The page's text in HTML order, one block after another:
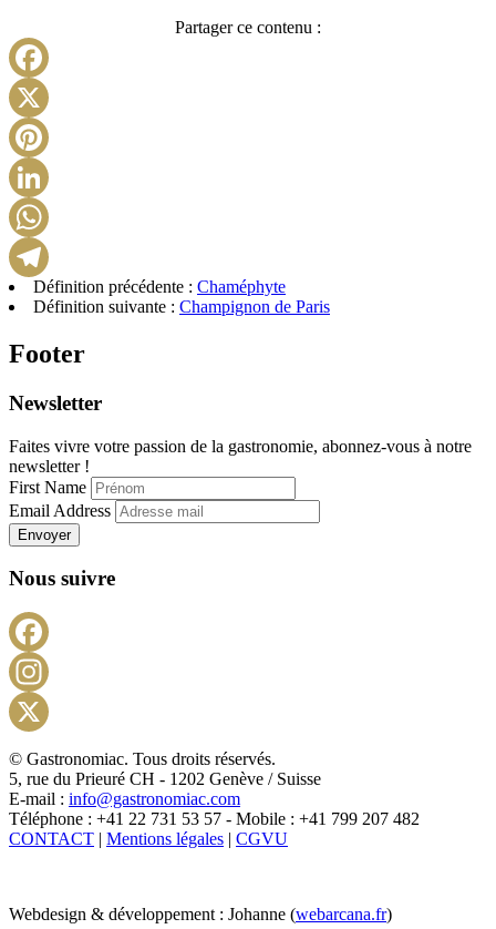
Partager ce contenu :
Telegram
Définition précédente : Chaméphyte
Définition suivante : Champignon de Paris
Footer
Newsletter
Faites vivre votre passion de la gastronomie, abonnez-vous à notre
newsletter !
First Name
Email Address
Envoyer
Nous suivre
X
© Gastronomiac. Tous droits réservés.
5, rue du Prieuré CH - 1202 Genève / Suisse
E-mail : info@gastronomiac.com
Téléphone : +41 22 731 53 57 - Mobile : +41 799 207 482
CONTACT | Mentions légales | CGVU
Webdesign & développement : Johanne (webarcana.fr)